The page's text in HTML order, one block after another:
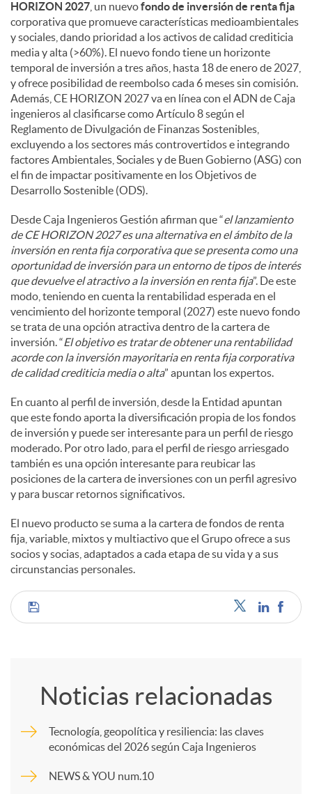
HORIZON 2027 , un nuevofondo de inversión de renta fija
corporativa que promueve características medioambientales
y sociales, dando prioridad a los activos de calidad crediticia
media y alta (>60%). El nuevo fondo tiene un horizonte
temporal de inversión a tres años, hasta 18 de enero de 2027,
y ofrece posibilidad de reembolso cada 6 meses sin comisión.
Además, CE HORIZON 2027 va en línea con el ADN de Caja
ingenieros al clasificarse como Artículo 8 según el
Reglamento de Divulgación de Finanzas Sostenibles,
excluyendo a los sectores más controvertidos e integrando
factores Ambientales, Sociales y de Buen Gobierno (ASG) con
el fin de impactar positivamente en los Objetivos de
Desarrollo Sostenible (ODS).
Desde Caja Ingenieros Gestión afirman que “el lanzamiento
de CE HORIZON 2027 es una alternativa en el ámbito de la
inversión en renta fija corporativa que se presenta como una
oportunidad de inversión para un entorno de tipos de interés
que devuelve el atractivo a la inversión en renta fija”. De este
modo, teniendo en cuenta la rentabilidad esperada en el
vencimiento del horizonte temporal (2027) este nuevo fondo
se trata de una opción atractiva dentro de la cartera de
inversión. “El objetivo es tratar de obtener una rentabilidad
acorde con la inversión mayoritaria en renta fija corporativa
de calidad crediticia media o alta” apuntan los expertos.
En cuanto al perfil de inversión, desde la Entidad apuntan
que este fondo aporta la diversificación propia de los fondos
de inversión y puede ser interesante para un perfil de riesgo
moderado. Por otro lado, para el perfil de riesgo arriesgado
también es una opción interesante para reubicar las
posiciones de la cartera de inversiones con un perfil agresivo
y para buscar retornos significativos.
El nuevo producto se suma a la cartera de fondos de renta
fija, variable, mixtos y multiactivo que el Grupo ofrece a sus
socios y socias, adaptados a cada etapa de su vida y a sus
circunstancias personales.
C
m
Noticias relacionadas
Tecnología, geopolítica y resiliencia: las claves
económicas del 2026 según Caja Ingenieros
NEWS & YOU num.10